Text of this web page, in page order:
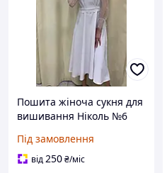
Пошита жіноча сукня для
вишивання Ніколь №6
Під замовлення
від250₴/міс